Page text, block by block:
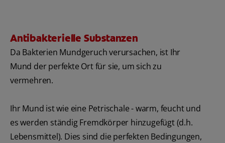
Antibakterielle Substanzen
Da Bakterien Mundgeruch verursachen, ist Ihr
Mund der perfekte Ort für sie, um sich zu
vermehren.
Ihr Mund ist wie eine Petrischale - warm, feucht und
es werden ständig Fremdkörper hinzugefügt (d.h.
Lebensmittel). Dies sind die perfekten Bedingungen,